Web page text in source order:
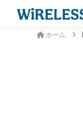
ホーム